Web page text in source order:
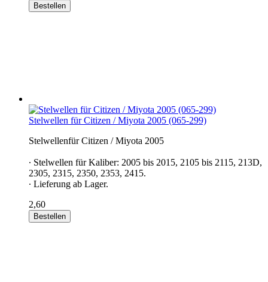
Bestellen
Stelwellen für Citizen / Miyota 2005 (065-299)
Stelwellenfür Citizen / Miyota 2005
∙ Stelwellen für Kaliber: 2005 bis 2015, 2105 bis 2115, 213D,
2305, 2315, 2350, 2353, 2415.
∙ Lieferung ab Lager.
2,60
Bestellen